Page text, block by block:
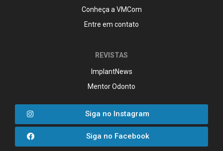
Conheça a VMCom
Entre em contato
REVISTAS
ImplantNews
Mentor Odonto
Siga no Instagram
Siga no Facebook